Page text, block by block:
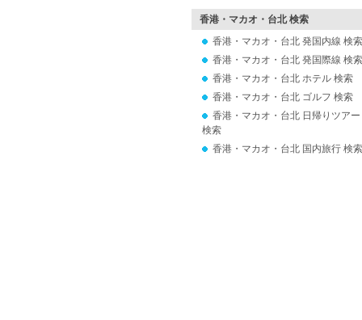
香港・マカオ・台北 検索
香港・マカオ・台北 発国内線 検索
香港・マカオ・台北 発国際線 検索
香港・マカオ・台北 ホテル 検索
香港・マカオ・台北 ゴルフ 検索
香港・マカオ・台北 日帰りツアー
検索
香港・マカオ・台北 国内旅行 検索